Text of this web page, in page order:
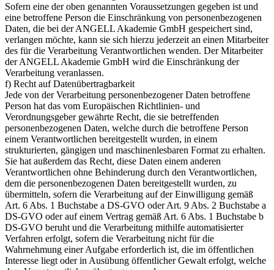
Sofern eine der oben genannten Voraussetzungen gegeben ist und
eine betroffene Person die Einschränkung von personenbezogenen
Daten, die bei der ANGELL Akademie GmbH gespeichert sind,
verlangen möchte, kann sie sich hierzu jederzeit an einen Mitarbeiter
des für die Verarbeitung Verantwortlichen wenden. Der Mitarbeiter
der ANGELL Akademie GmbH wird die Einschränkung der
Verarbeitung veranlassen.
f) Recht auf Datenübertragbarkeit
Jede von der Verarbeitung personenbezogener Daten betroffene
Person hat das vom Europäischen Richtlinien- und
Verordnungsgeber gewährte Recht, die sie betreffenden
personenbezogenen Daten, welche durch die betroffene Person
einem Verantwortlichen bereitgestellt wurden, in einem
strukturierten, gängigen und maschinenlesbaren Format zu erhalten.
Sie hat außerdem das Recht, diese Daten einem anderen
Verantwortlichen ohne Behinderung durch den Verantwortlichen,
dem die personenbezogenen Daten bereitgestellt wurden, zu
übermitteln, sofern die Verarbeitung auf der Einwilligung gemäß
Art. 6 Abs. 1 Buchstabe a DS-GVO oder Art. 9 Abs. 2 Buchstabe a
DS-GVO oder auf einem Vertrag gemäß Art. 6 Abs. 1 Buchstabe b
DS-GVO beruht und die Verarbeitung mithilfe automatisierter
Verfahren erfolgt, sofern die Verarbeitung nicht für die
Wahrnehmung einer Aufgabe erforderlich ist, die im öffentlichen
Interesse liegt oder in Ausübung öffentlicher Gewalt erfolgt, welche